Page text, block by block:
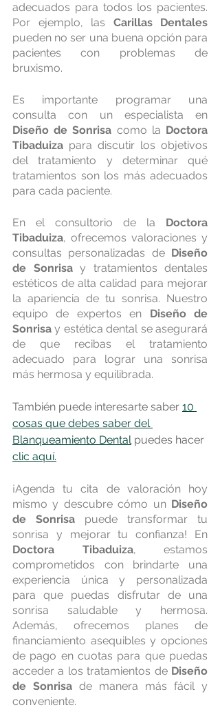
adecuados para todos los pacientes.
Por ejemplo, las Carillas Dentales
pueden no ser una buena opción para
pacientes con problemas de
bruxismo.
Es importante programar una
Diseño de Sonrisa como la Doctora
Tibaduiza para discutir los objetivos
del tratamiento y determinar qué
tratamientos son los más adecuados
para cada paciente.
En el consultorio de la Doctora
Tibaduiza, ofrecemos valoraciones y
consultas personalizadas de Diseño
de Sonrisa y tratamientos dentales
estéticos de alta calidad para mejorar
la apariencia de tu sonrisa. Nuestro
equipo de expertos en Diseño de
Sonrisa y estética dental se asegurará
de que recibas el tratamiento
adecuado para lograr una sonrisa
más hermosa y equilibrada.
También puede interesarte saber 10
cosas que debes saber del
Blanqueamiento Dental puedes hacer
clic aquí.
¡Agenda tu cita de valoración hoy
mismo y descubre cómo un Diseño
de Sonrisa puede transformar tu
Doctora Tibaduiza, estamos
comprometidos con brindarte una
experiencia única y personalizada
para que puedas disfrutar de una
sonrisa saludable y hermosa.
Además, ofrecemos planes de
financiamiento asequibles y opciones
de pago en cuotas para que puedas
acceder a los tratamientos de Diseño
de Sonrisa de manera más fácil y
conveniente.